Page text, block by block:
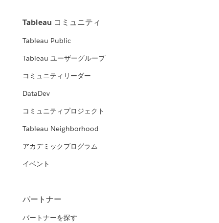
Tableau コミュニティ
Tableau Public
Tableau ユーザーグループ
コミュニティリーダー
DataDev
コミュニティプロジェクト
Tableau Neighborhood
アカデミックプログラム
イベント
パートナー
パートナーを探す